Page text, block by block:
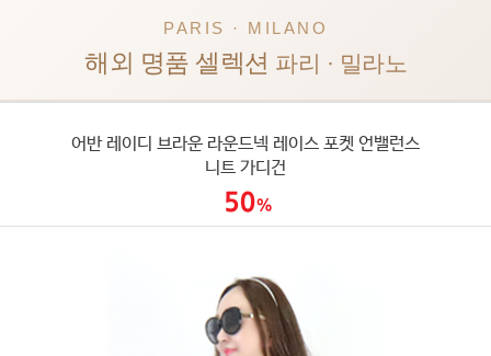
PARIS · MILANO
해외 명품 셀렉션 파리 · 밀라노
어반 레이디 브라운 라운드넥 레이스 포켓 언밸런스
니트 가디건